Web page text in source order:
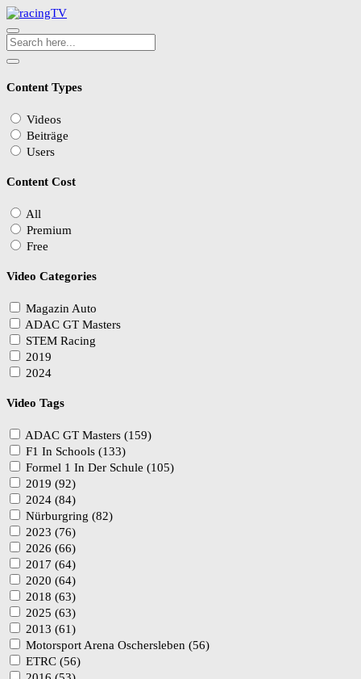
Content Types
Videos
Beiträge
Users
Content Cost
All
Premium
Free
Video Categories
Magazin Auto
ADAC GT Masters
STEM Racing
2019
2024
Video Tags
ADAC GT Masters (159)
F1 In Schools (133)
Formel 1 In Der Schule (105)
2019 (92)
2024 (84)
Nürburgring (82)
2023 (76)
2026 (66)
2017 (64)
2020 (64)
2018 (63)
2025 (63)
2013 (61)
Motorsport Arena Oschersleben (56)
ETRC (56)